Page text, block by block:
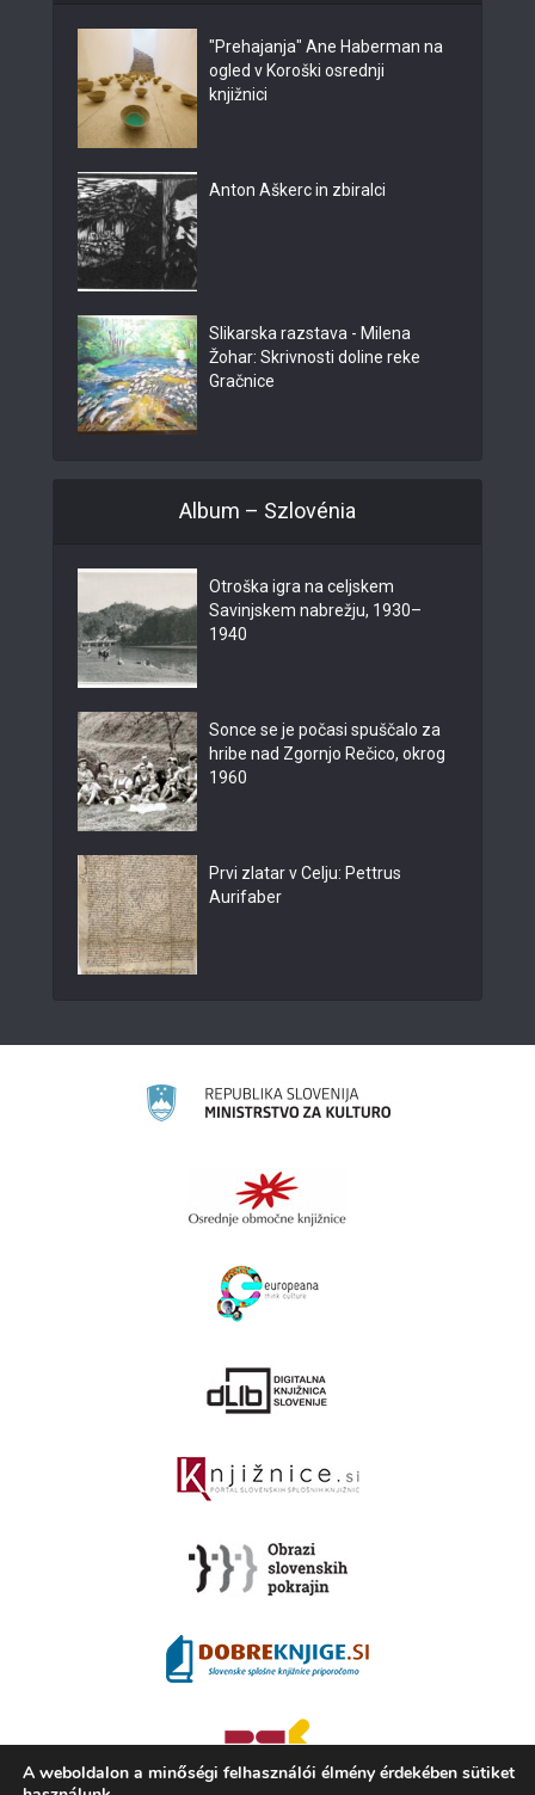
"Prehajanja" Ane Haberman na
ogled v Koroški osrednji
knjižnici
Anton Aškerc in zbiralci
Slikarska razstava - Milena
Žohar: Skrivnosti doline reke
Gračnice
Album – Szlovénia
Otroška igra na celjskem
Savinjskem nabrežju, 1930–
1940
Sonce se je počasi spuščalo za
hribe nad Zgornjo Rečico, okrog
1960
Prvi zlatar v Celju: Pettrus
Aurifaber
A weboldalon a minőségi felhasználói élmény érdekében sütiket